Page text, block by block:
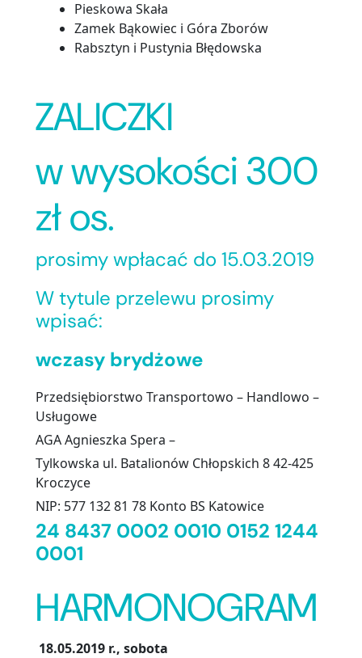
Pieskowa Skała
Zamek Bąkowiec i Góra Zborów
Rabsztyn i Pustynia Błędowska
ZALICZKI
w wysokości 300
zł os.
prosimy wpłacać do 15.03.2019
W tytule przelewu prosimy
wpisać:
wczasy brydżowe
Przedsiębiorstwo Transportowo – Handlowo –
Usługowe
AGA Agnieszka Spera –
Tylkowska ul. Batalionów Chłopskich 8 42-425
Kroczyce
NIP: 577 132 81 78 Konto BS Katowice
24 8437 0002 0010 0152 1244
0001
HARMONOGRAM
18.05.2019 r., sobota